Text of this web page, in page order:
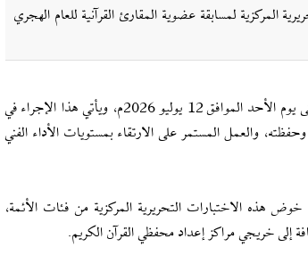
المركزية لمسابقة عضوية المقارئ القرآنية للعام الهجري
ومن المقرر أن تمتد فترة الاختبارات ابتداء من يوم الأحد الموافق 21 يونيو 2026م وحتى يوم الأحد الموافق 12 يوليو 2026م، ويأتي هذا الإجراء في
وحفظته، والعمل المستمر على الارتقاء بمستويات الأداء الفني
هذه الاختبارات التحريرية المركزية من فئات الأئمة،
إلى خريجي مراكز إعداد محفظي القرآن الكريم.